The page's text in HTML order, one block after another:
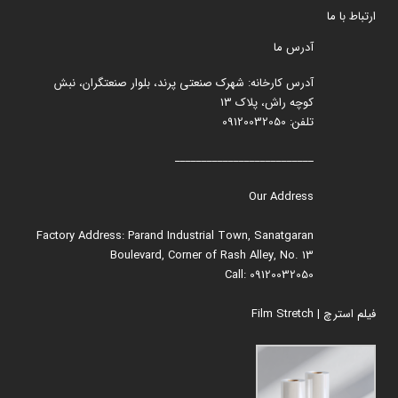
ارتباط با ما
آدرس ما
آدرس کارخانه: شهرک صنعتی پرند، بلوار صنعتگران، نبش
کوچه راش، پلاک 13
تلفن: 09120032050
__________________________
Our Address
Factory Address: Parand Industrial Town, Sanatgaran
Boulevard, Corner of Rash Alley, No. 13
Call: 09120032050
فیلم استرچ | Film Stretch